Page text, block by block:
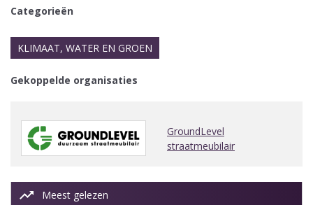
Categorieën
KLIMAAT, WATER EN GROEN
Gekoppelde organisaties
GroundLevel
straatmeubilair
trending_up Meest gelezen